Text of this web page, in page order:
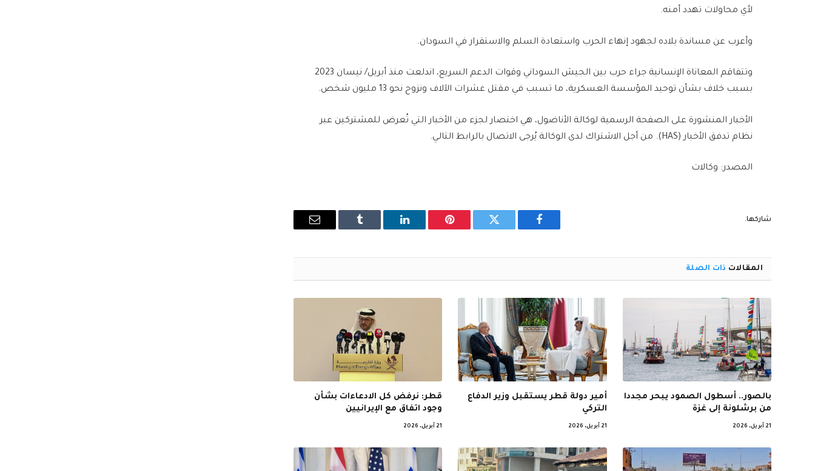
لأي محاولات تهدد أمنه.
وأعرب عن مساندة بلاده لجهود إنهاء الحرب واستعادة السلم والاستقرار في السودان.
وتتفاقم المعاناة الإنسانية جراء حرب بين الجيش السوداني وقوات الدعم السريع، اندلعت منذ أبريل/ نيسان 2023
بسبب خلاف بشأن توحيد المؤسسة العسكرية، ما تسبب في مقتل عشرات الآلاف ونزوح نحو 13 مليون شخص.
الأخبار المنشورة على الصفحة الرسمية لوكالة الأناضول، هي اختصار لجزء من الأخبار التي تُعرض للمشتركين عبر
نظام تدفق الأخبار (HAS). من أجل الاشتراك لدى الوكالة يُرجى الاتصال بالرابط التالي.
المصدر: وكالات
شاركها.
فيسبوك تويتر بينتيريستلينكدإن Tumblr
البريد
المقالات ذات الصلة
بالصور.. أسطول الصمود يبحر مجددا
من برشلونة إلى غزة
21 أبريل، 2026
أمير دولة قطر يستقبل وزير الدفاع
التركي
21 أبريل، 2026
قطر: نرفض كل الادعاءات بشأن
وجود اتفاق مع الإيرانيين
21 أبريل، 2026